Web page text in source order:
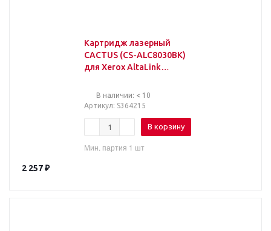
Картридж лазерный
CACTUS (CS-ALC8030BK)
для Xerox AltaLink
26000 стр.
В наличии: < 10
Артикул: S364215
В корзину
Мин. партия 1 шт
2 257₽